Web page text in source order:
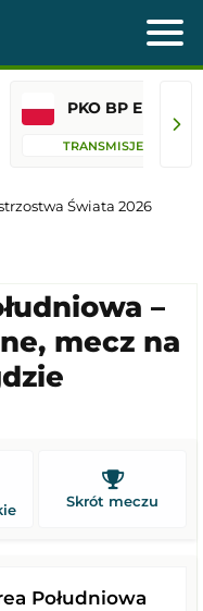
TRANSMISJE
Świata 2026
–
mecz na
Skrót meczu
Południowa